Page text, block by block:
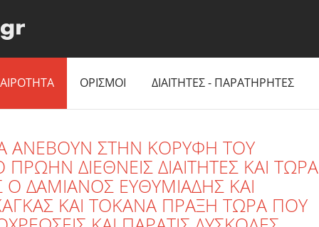
ΟΡΙΣΜΟΙ ΔΙΑΙΤΗΤΕΣ - ΠΑΡΑΤΗΡΗΤΕΣ
ΑΝΕΒΟΥΝ ΣΤΗΝ ΚΟΡΥΦΗ ΤΟΥ
ΔΙΕΘΝΕΙΣ ΔΙΑΙΤΗΤΕΣ ΚΑΙ ΤΩΡΑ
ΔΑΜΙΑΝΟΣ ΕΥΘΥΜΙΑΔΗΣ ΚΑΙ
ΚΑΙ ΤΟΚΑΝΑ ΠΡΑΞΗ ΤΩΡΑ ΠΟΥ